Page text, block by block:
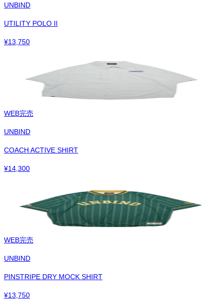
UNBIND
UTILITY POLO II
¥13,750
WEB完売
UNBIND
COACH ACTIVE SHIRT
¥14,300
WEB完売
UNBIND
PINSTRIPE DRY MOCK SHIRT
¥13,750